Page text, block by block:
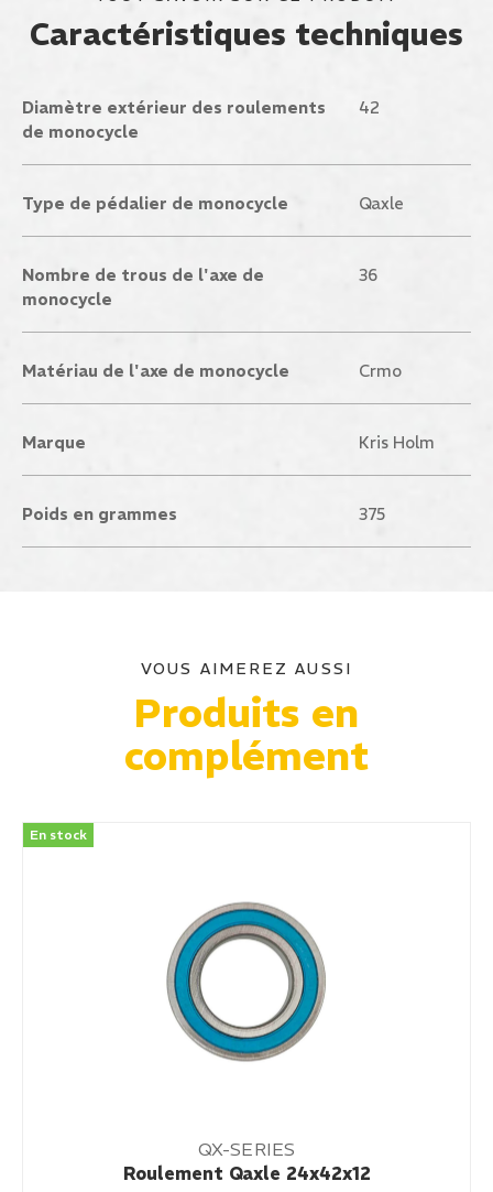
Caractéristiques techniques
Diamètre extérieur des roulements
de monocycle
42
Type de pédalier de monocycle Qaxle
Nombre de trous de l'axe de
monocycle
36
Matériau de l'axe de monocycle Crmo
Marque Kris Holm
Poids en grammes 375
VOUS AIMEREZ AUSSI
Produits en
complément
En stock
QX-SERIES
Roulement Qaxle 24x42x12